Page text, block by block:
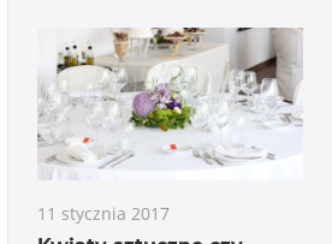
11 stycznia 2017